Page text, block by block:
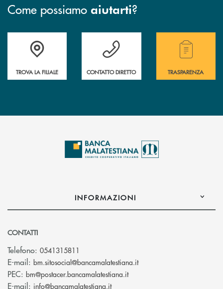
Come possiamo aiutarti?
Trova la filiale più vicina a te.
TROVA LA FILIALE
Hai bisogno di assistenza ?&nbsp;
CONTATTO DIRETTO
Hai bisogno di
TRASPARENZA
INFORMAZIONI
CONTATTI
Telefono: 0541315811
E-mail: bm.sitosocial@bancamalatestiana.it(si apre l’app di posta
PEC: bm@postacer.bancamalatestiana.it(si apre l’app di posta
E-mail: info@bancamalatestiana.it(si apre l’app di posta